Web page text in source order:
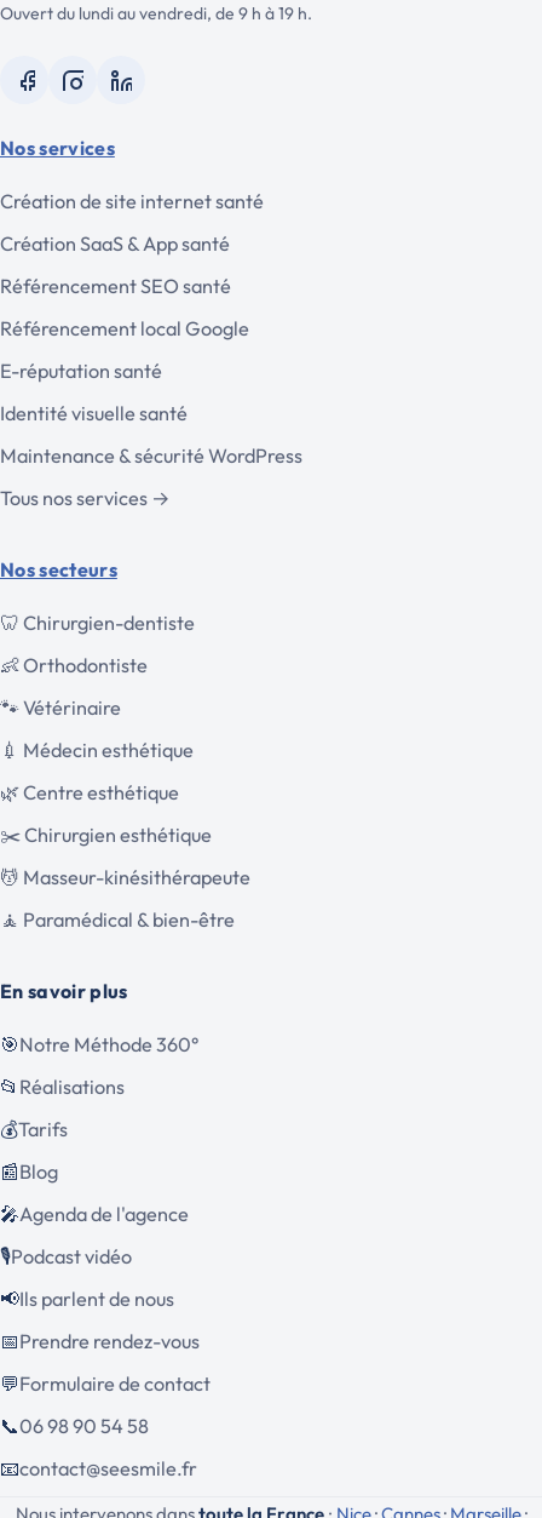
Ouvert du lundi au vendredi, de 9 h à 19 h.
Nos services
Création de site internet santé
Création SaaS & App santé
Référencement SEO santé
Référencement local Google
E-réputation santé
Identité visuelle santé
Maintenance & sécurité WordPress
Tous nos services →
Nos secteurs
🦷 Chirurgien-dentiste
👶Orthodontiste
🐾Vétérinaire
💉 Médecin esthétique
🌿Centre esthétique
✂️Chirurgien esthétique
💆 Masseur-kinésithérapeute
🧘 Paramédical & bien-être
En savoir plus
🎯Notre Méthode 360°
📂 Réalisations
💰Tarifs
📰Blog
🎤Agenda de l'agence
🎙️Podcast vidéo
📢Ils parlent de nous
📅Prendre rendez-vous
💬Formulaire de contact
📞06 98 90 54 58
📧contact@seesmile.fr
Nous intervenons danstoute la France: Nice·Cannes· Marseille·